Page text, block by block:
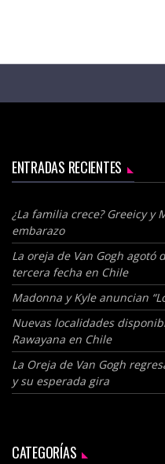
ENTRADAS RECIENTES
¿La familia crece? Greeicy y
embarazo
La oreja de Van Gogh agotó
tercera fecha en Chile
Madonna y Kyle anuncian
Nuevas localidades
Rawayana en Chile
La Oreja de Van Gogh
y su esperada gira
CATEGORÍAS